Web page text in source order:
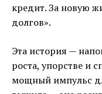
кредит. За новую
долгов».
Эта история —
роста, упорстве и
мощный импульс